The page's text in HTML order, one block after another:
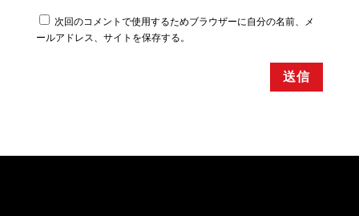
次回のコメントで使用するためブラウザーに自分の名前、メ
ールアドレス、サイトを保存する。
送信